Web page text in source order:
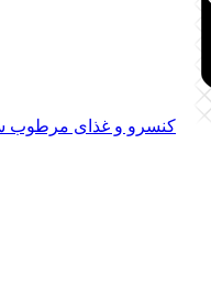
کنسرو و غذای